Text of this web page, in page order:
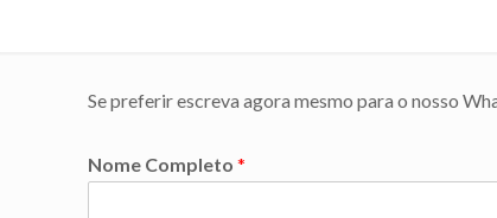
Se preferir escreva agora mesmo para o nosso
Nome Completo*